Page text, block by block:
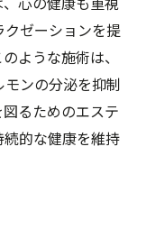
心の健康も重視
ゼーションを提
ような施術は、
ンの分泌を抑制
るためのエステ
的な健康を維持